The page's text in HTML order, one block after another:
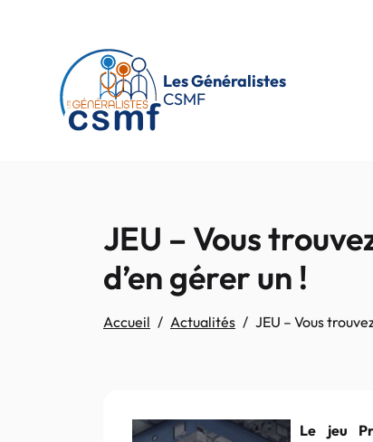
Les Généralistes
CSMF
JEU – Vous
d’en gérer un !
Accueil Actualités JEU – Vous
Le jeu